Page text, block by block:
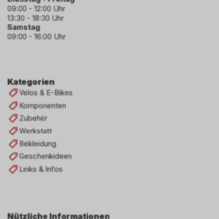
Kategorien
Velos & E-Bikes
Komponenten
Zubehör
Werkstatt
Bekleidung
Geschenkideen
Links & Infos
Nützliche Informationen
09:00 - 12:00 Uhr
13:30 - 18:30 Uhr
Samstag
09:00 - 16:00 Uhr